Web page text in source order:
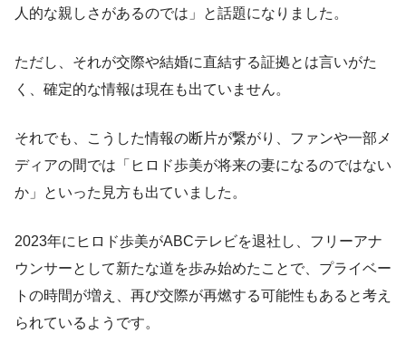
人的な親しさがあるのでは」と話題になりました。
ただし、それが交際や結婚に直結する証拠とは言いがた
く、確定的な情報は現在も出ていません。
それでも、こうした情報の断片が繋がり、ファンや一部メ
ディアの間では「ヒロド歩美が将来の妻になるのではない
か」といった見方も出ていました。
2023年にヒロド歩美がABCテレビを退社し、フリーアナ
ウンサーとして新たな道を歩み始めたことで、プライベー
トの時間が増え、再び交際が再燃する可能性もあると考え
られているようです。